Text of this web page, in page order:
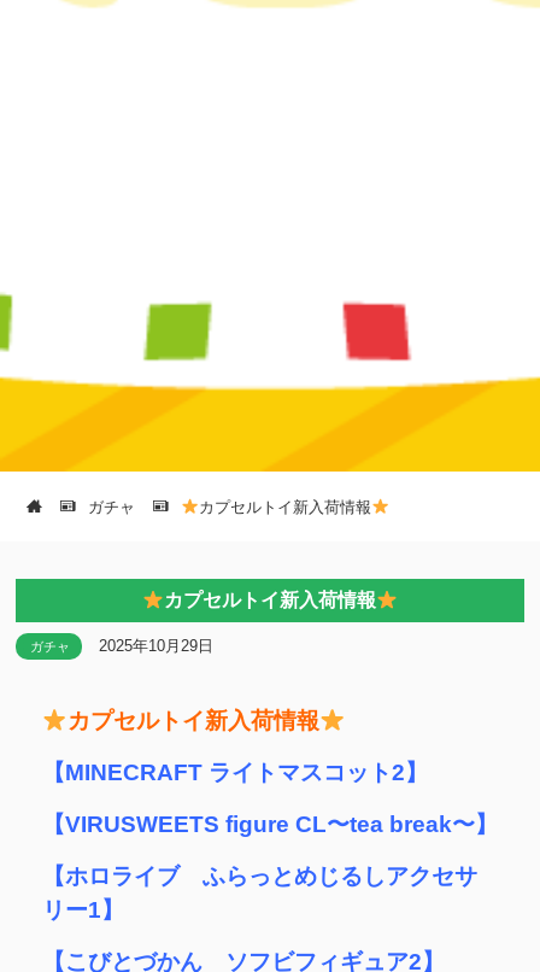
ガチャ カプセルトイ新入荷情報
カプセルトイ新入荷情報
ガチャ 2025年10月29日
カプセルトイ新入荷情報
【MINECRAFT ライトマスコット2】
【VIRUSWEETS figure CL〜tea break〜】
【ホロライブ ふらっとめじるしアクセサ
リー1】
【こびとづかん ソフビフィギュア2】